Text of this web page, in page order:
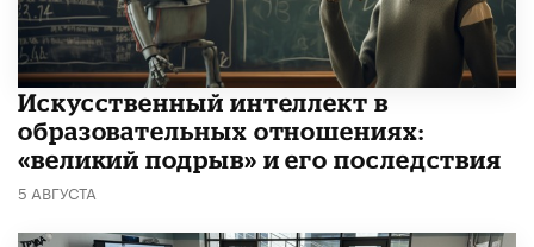
​Искусственный интеллект в
образовательных отношениях:
«великий подрыв» и его последствия
5 АВГУСТА